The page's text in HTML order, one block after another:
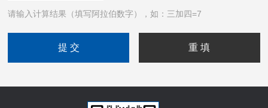
请输入计算结果（填写阿拉伯数字），如：三加四=7